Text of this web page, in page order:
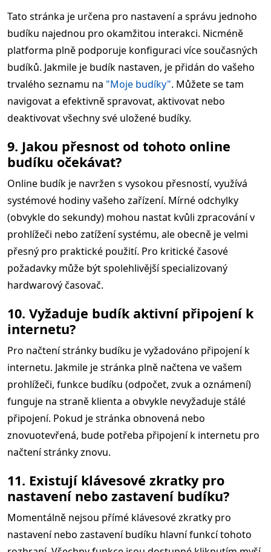
Tato stránka je určena pro nastavení a správu jednoho
budíku najednou pro okamžitou interakci. Nicméně
platforma plně podporuje konfiguraci více současných
budíků. Jakmile je budík nastaven, je přidán do vašeho
trvalého seznamu na "Moje budíky". Můžete se tam
navigovat a efektivně spravovat, aktivovat nebo
deaktivovat všechny své uložené budíky.
9. Jakou přesnost od tohoto online
budíku očekávat?
Online budík je navržen s vysokou přesností, využívá
systémové hodiny vašeho zařízení. Mírné odchylky
(obvykle do sekundy) mohou nastat kvůli zpracování v
prohlížeči nebo zatížení systému, ale obecně je velmi
přesný pro praktické použití. Pro kritické časové
požadavky může být spolehlivější specializovaný
hardwarový časovač.
10. Vyžaduje budík aktivní připojení k
internetu?
Pro načtení stránky budíku je vyžadováno připojení k
internetu. Jakmile je stránka plně načtena ve vašem
prohlížeči, funkce budíku (odpočet, zvuk a oznámení)
funguje na straně klienta a obvykle nevyžaduje stálé
připojení. Pokud je stránka obnovená nebo
znovuotevřená, bude potřeba připojení k internetu pro
načtení stránky znovu.
11. Existují klávesové zkratky pro
nastavení nebo zastavení budíku?
Momentálně nejsou přímé klávesové zkratky pro
nastavení nebo zastavení budíku hlavní funkcí tohoto